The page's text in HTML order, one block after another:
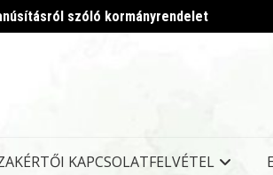
szóló kormányrendelet
KAPCSOLATFELVÉTEL